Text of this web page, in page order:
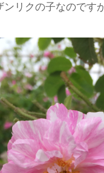
リクの子なので